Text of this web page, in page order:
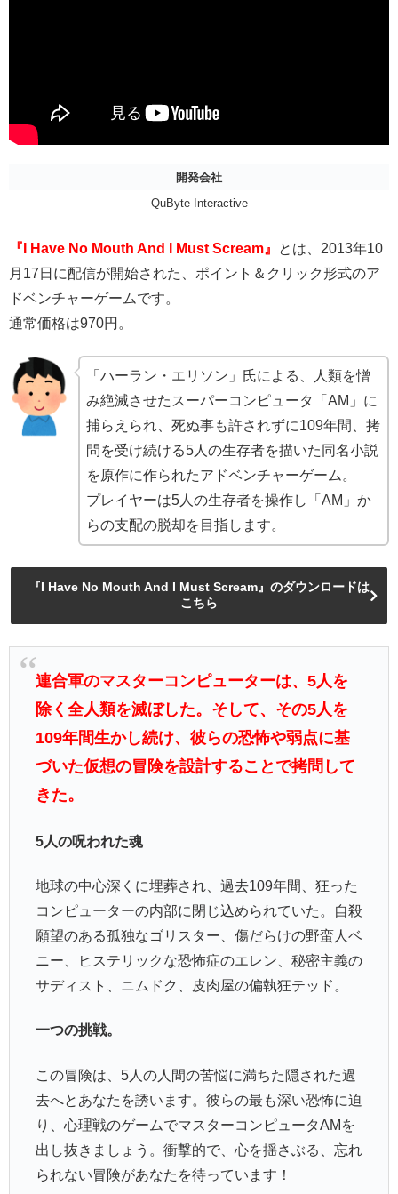
開発会社
QuByte Interactive
『I Have No Mouth And I Must Scream』
とは、2013年10
月17日に配信が開始された、ポイント＆クリック形式のア
ドベンチャーゲームです。
通常価格は970円。
「ハーラン・エリソン」氏による、人類を憎
み絶滅させたスーパーコンピュータ「AM」に
捕らえられ、死ぬ事も許されずに109年間、拷
問を受け続ける5人の生存者を描いた同名小説
を原作に作られたアドベンチャーゲーム。
プレイヤーは5人の生存者を操作し「AM」か
らの支配の脱却を目指します。
『I Have No Mouth And I Must Scream』のダウンロードは
こちら
連合軍のマスターコンピューターは、5人を
除く全人類を滅ぼした。そして、その5人を
109年間生かし続け、彼らの恐怖や弱点に基
づいた仮想の冒険を設計することで拷問して
きた。
5人の呪われた魂
地球の中心深くに埋葬され、過去109年間、狂った
コンピューターの内部に閉じ込められていた。自殺
願望のある孤独なゴリスター、傷だらけの野蛮人ベ
ニー、ヒステリックな恐怖症のエレン、秘密主義の
サディスト、ニムドク、皮肉屋の偏執狂テッド。
一つの挑戦。
この冒険は、5人の人間の苦悩に満ちた隠された過
去へとあなたを誘います。彼らの最も深い恐怖に迫
り、心理戦のゲームでマスターコンピュータAMを
出し抜きましょう。衝撃的で、心を揺さぶる、忘れ
られない冒険があなたを待っています！